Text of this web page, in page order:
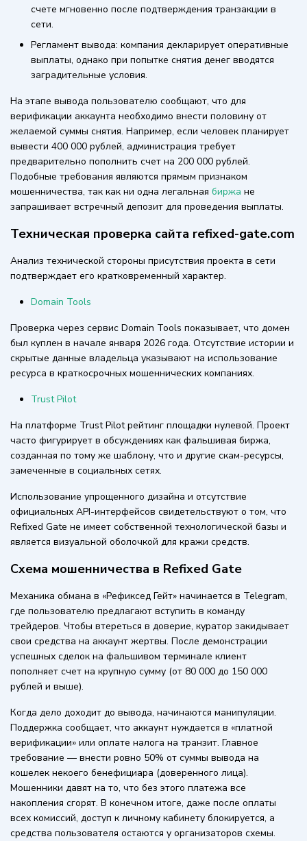
счете мгновенно после подтверждения транзакции в
сети.
Регламент вывода: компания декларирует оперативные
выплаты, однако при попытке снятия денег вводятся
заградительные условия.
На этапе вывода пользователю сообщают, что для
верификации аккаунта необходимо внести половину от
желаемой суммы снятия. Например, если человек планирует
вывести 400 000 рублей, администрация требует
предварительно пополнить счет на 200 000 рублей.
Подобные требования являются прямым признаком
мошенничества, так как ни одна легальная биржа не
запрашивает встречный депозит для проведения выплаты.
Техническая проверка сайта refixed-gate.com
Анализ технической стороны присутствия проекта в сети
подтверждает его кратковременный характер.
Domain Tools
Проверка через сервис Domain Tools показывает, что домен
был куплен в начале января 2026 года. Отсутствие истории и
скрытые данные владельца указывают на использование
ресурса в краткосрочных мошеннических компаниях.
Trust Pilot
На платформе Trust Pilot рейтинг площадки нулевой. Проект
часто фигурирует в обсуждениях как фальшивая биржа,
созданная по тому же шаблону, что и другие скам-ресурсы,
замеченные в социальных сетях.
Использование упрощенного дизайна и отсутствие
официальных API-интерфейсов свидетельствуют о том, что
Refixed Gate не имеет собственной технологической базы и
является визуальной оболочкой для кражи средств.
Схема мошенничества в Refixed Gate
Механика обмана в «Рефиксед Гейт» начинается в Telegram,
где пользователю предлагают вступить в команду
трейдеров. Чтобы втереться в доверие, куратор закидывает
свои средства на аккаунт жертвы. После демонстрации
успешных сделок на фальшивом терминале клиент
пополняет счет на крупную сумму (от 80 000 до 150 000
рублей и выше).
Когда дело доходит до вывода, начинаются манипуляции.
Поддержка сообщает, что аккаунт нуждается в «платной
верификации» или оплате налога на транзит. Главное
требование — внести ровно 50% от суммы вывода на
кошелек некоего бенефициара (доверенного лица).
Мошенники давят на то, что без этого платежа все
накопления сгорят. В конечном итоге, даже после оплаты
всех комиссий, доступ к личному кабинету блокируется, а
средства пользователя остаются у организаторов схемы.